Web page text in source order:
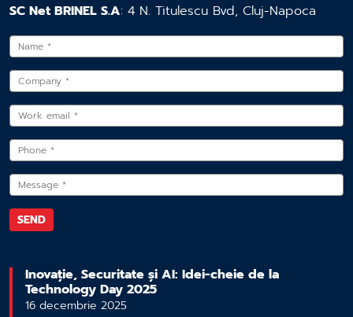
SC Net BRINEL S.A: 4 N. Titulescu Bvd, Cluj-Napoca
Inovație, Securitate și AI: Idei-cheie de la
Technology Day 2025
16 decembrie 2025